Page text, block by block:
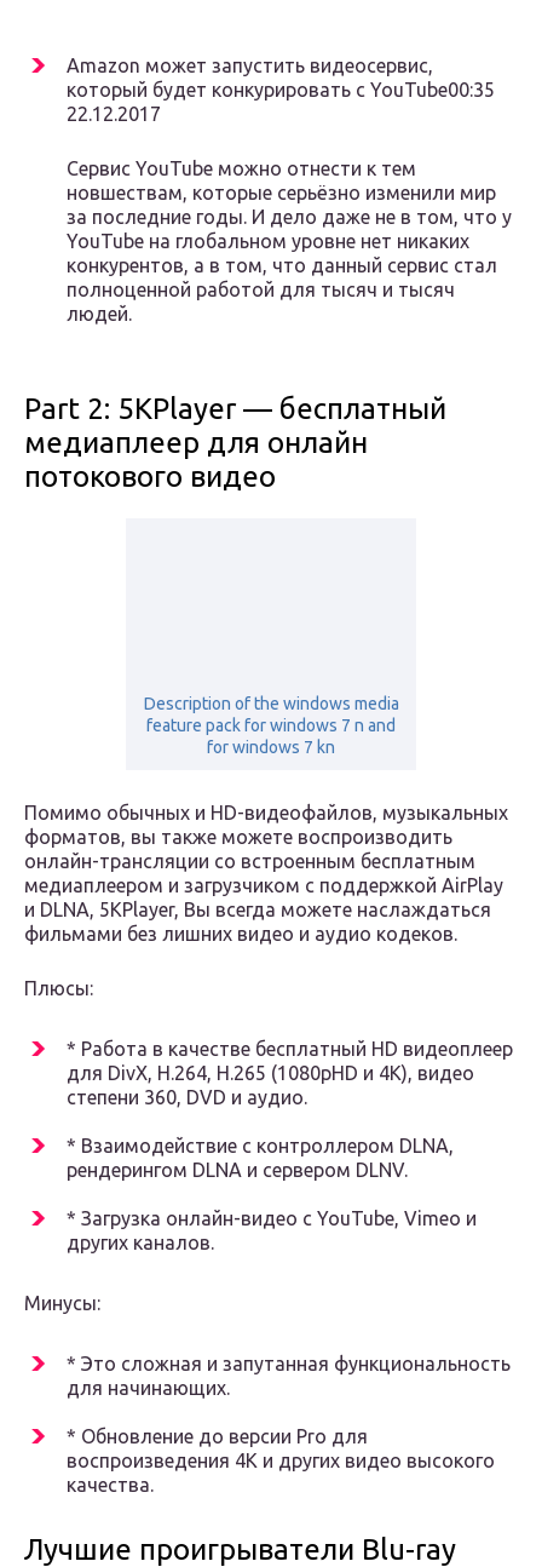
Amazon может запустить видеосервис,
который будет конкурировать с YouTube00:35
22.12.2017
Сервис YouTube можно отнести к тем
новшествам, которые серьёзно изменили мир
за последние годы. И дело даже не в том, что у
YouTube на глобальном уровне нет никаких
конкурентов, а в том, что данный сервис стал
полноценной работой для тысяч и тысяч
людей.
Part 2: 5KPlayer — бесплатный
медиаплеер для онлайн
потокового видео
Description of the windows media
feature pack for windows 7 n and
for windows 7 kn
Помимо обычных и HD-видеофайлов, музыкальных
форматов, вы также можете воспроизводить
онлайн-трансляции со встроенным бесплатным
медиаплеером и загрузчиком с поддержкой AirPlay
и DLNA, 5KPlayer, Вы всегда можете наслаждаться
фильмами без лишних видео и аудио кодеков.
Плюсы:
* Работа в качестве бесплатный HD видеоплеер
для DivX, H.264, H.265 (1080pHD и 4K), видео
степени 360, DVD и аудио.
* Взаимодействие с контроллером DLNA,
рендерингом DLNA и сервером DLNV.
* Загрузка онлайн-видео с YouTube, Vimeo и
других каналов.
Минусы:
* Это сложная и запутанная функциональность
для начинающих.
* Обновление до версии Pro для
воспроизведения 4K и других видео высокого
качества.
Лучшие проигрыватели Blu-ray